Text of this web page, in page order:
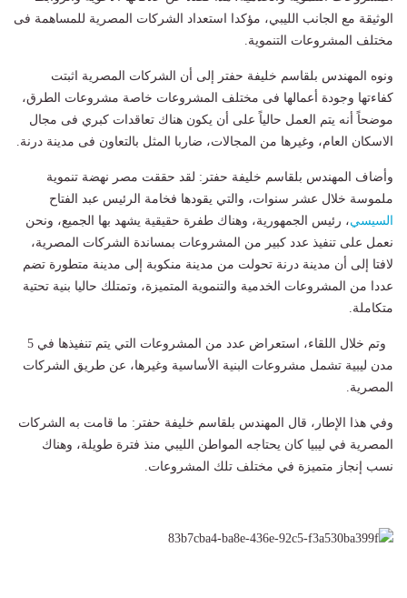
الوثيقة مع الجانب الليبي، مؤكدا استعداد الشركات المصرية للمساهمة فى
مختلف المشروعات التنموية.
ونوه المهندس بلقاسم خليفة حفتر إلى أن الشركات المصرية اثبتت
كفاءتها وجودة أعمالها فى مختلف المشروعات خاصة مشروعات الطرق،
موضحاً أنه يتم العمل حالياً على أن يكون هناك تعاقدات كبري فى مجال
الاسكان العام، وغيرها من المجالات، ضاربا المثل بالتعاون فى مدينة درنة.
وأضاف المهندس بلقاسم خليفة حفتر: لقد حققت مصر نهضة تنموية
ملموسة خلال عشر سنوات، والتي يقودها فخامة الرئيس عبد الفتاح
السيسي، رئيس الجمهورية، وهناك طفرة حقيقية يشهد بها الجميع، ونحن
نعمل على تنفيذ عدد كبير من المشروعات بمساندة الشركات المصرية،
لافتا إلى أن مدينة درنة تحولت من مدينة منكوبة إلى مدينة متطورة تضم
عددا من المشروعات الخدمية والتنموية المتميزة، وتمتلك حاليا بنية تحتية
متكاملة.
وتم خلال اللقاء، استعراض عدد من المشروعات التي يتم تنفيذها في 5
مدن ليبية تشمل مشروعات البنية الأساسية وغيرها، عن طريق الشركات
المصرية.
وفي هذا الإطار، قال المهندس بلقاسم خليفة حفتر: ما قامت به الشركات
المصرية في ليبيا كان يحتاجه المواطن الليبي منذ فترة طويلة، وهناك
نسب إنجاز متميزة في مختلف تلك المشروعات.